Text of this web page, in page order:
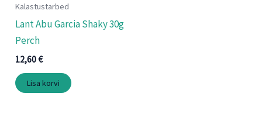
Kalastustarbed
Lant Abu Garcia Shaky 30g
Perch
12,60€
Lisa korvi